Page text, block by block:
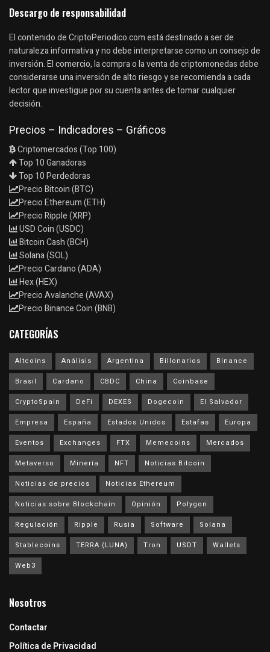
Descargo de responsabilidad
El contenido de CriptoPeriodico.com está destinado a ser de
naturaleza informativa y no debe interpretarse como un consejo de
inversión. El comercio, la compra o la venta de criptomonedas debe
considerarse una inversión de alto riesgo y se recomienda a cada
lector que investigue por su cuenta antes de tomar cualquier
decisión.
Precios – Indicadores – Gráficos
Criptomercados (Top 100)
Top 10 Ganadoras
Top 10 Perdedoras
Precio Bitcoin (BTC)
Precio Ethereum (ETH)
Precio Ripple (XRP)
USD Coin (USDC)
Bitcoin Cash (BCH)
Solana (SOL)
Precio Cardano (ADA)
Hex (HEX)
Precio Avalanche (AVAX)
Precio Binance Coin (BNB)
CATEGORÍAS
Altcoins Análisis Argentina Billonarios
Binance
Brasil
Cardano CBDC China
Coinbase
CryptoSpain
DeFi DEXES Dogecoin
El Salvador
Empresa
España Estados Unidos Estafas
Europa
Eventos
Exchanges FTX Memecoins
Mercados
Metaverso
Minería NFT
Noticias Bitcoin
Noticias de precios
Noticias Ethereum
Noticias sobre Blockchain
Opinión
Polygon
Regulación
Ripple Rusia Software
Solana
Stablecoins
TERRA (LUNA) Tron USDT
Wallets
Web3
Nosotros
Contactar
Política de Privacidad